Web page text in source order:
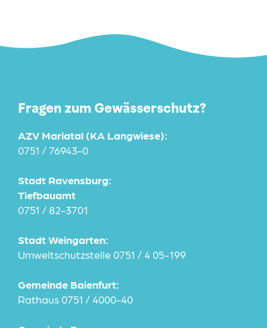
Fragen zum Gewässerschutz?
AZV Mariatal (KA Langwiese):
0751 / 76943-0
Stadt Ravensburg:
Tiefbauamt
0751 / 82-3701
Stadt Weingarten:
Umweltschutzstelle 0751 / 4 05-199
Gemeinde Baienfurt:
Rathaus 0751 / 4000-40